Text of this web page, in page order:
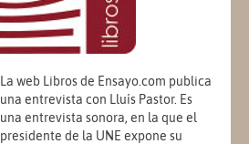
La web Libros de Ensayo.com publica
una entrevista con Lluís Pastor. Es
una entrevista sonora, en la que el
presidente de la UNE expone su